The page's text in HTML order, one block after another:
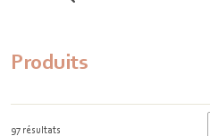
Produits
97 résultats